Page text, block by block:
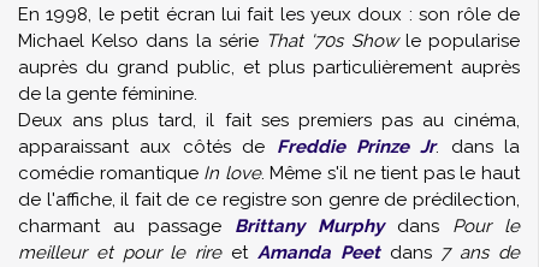
En 1998, le petit écran lui fait les yeux doux : son rôle de
Michael Kelso dans la série That '70s Showle popularise
auprès du grand public, et plus particulièrement auprès
de la gente féminine.
Deux ans plus tard, il fait ses premiers pas au cinéma,
apparaissant aux côtés de Freddie Prinze Jr. dans la
comédie romantique In love. Même s'il ne tient pas le haut
de l'affiche, il fait de ce registre son genre de prédilection,
charmant au passage Brittany Murphydans Pour le
meilleur et pour le rireet Amanda Peetdans 7 ans de